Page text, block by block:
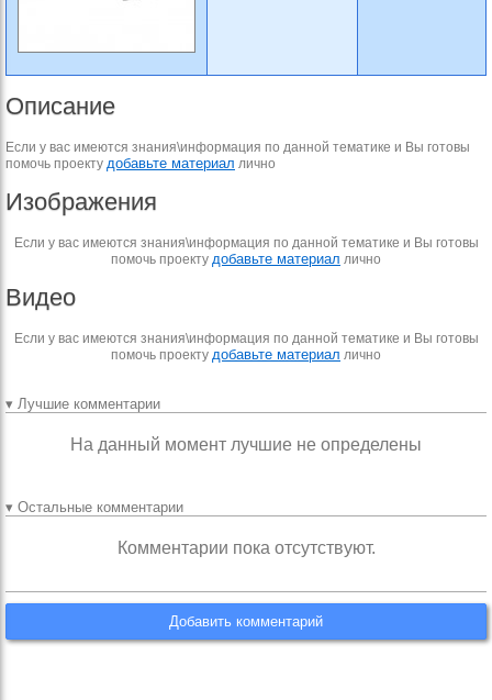
Описание
Если у вас имеются знания\информация по данной тематике и Вы готовы
помочь проекту добавьте материал лично
Изображения
Если у вас имеются знания\информация по данной тематике и Вы готовы
помочь проекту добавьте материал лично
Видео
Если у вас имеются знания\информация по данной тематике и Вы готовы
помочь проекту добавьте материал лично
▾ Лучшие комментарии
На данный момент лучшие не определены
▾ Остальные комментарии
Комментарии пока отсутствуют.
Добавить комментарий